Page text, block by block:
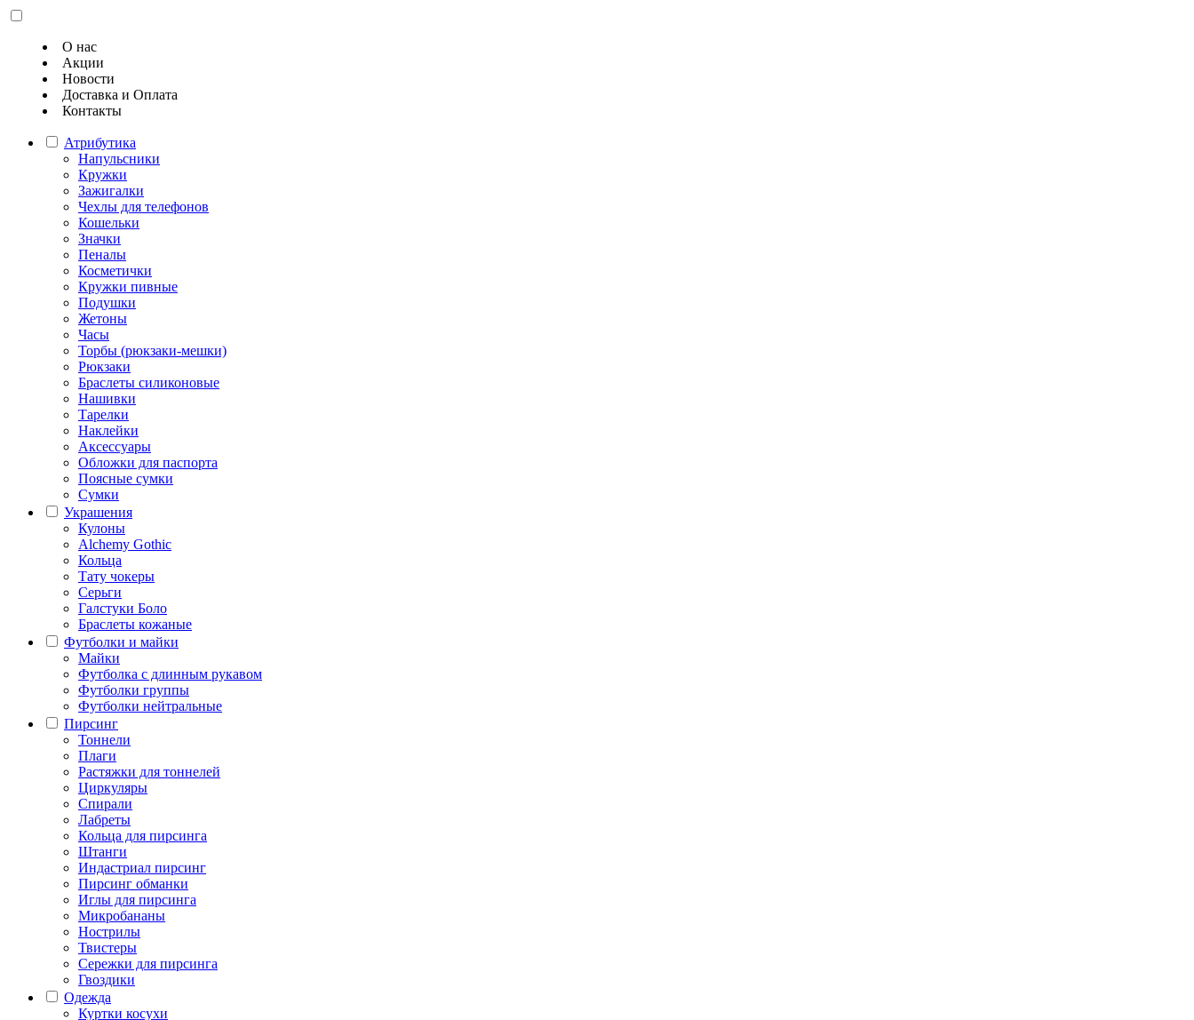
О нас
Акции
Новости
Доставка и Оплата
Контакты
Атрибутика
Напульсники
Кружки
Зажигалки
Чехлы для телефонов
Кошельки
Значки
Пеналы
Косметички
Кружки пивные
Подушки
Жетоны
Часы
Торбы (рюкзаки-мешки)
Рюкзаки
Браслеты силиконовые
Нашивки
Тарелки
Наклейки
Аксессуары
Обложки для паспорта
Поясные сумки
Сумки
Украшения
Кулоны
Alchemy Gothic
Кольца
Тату чокеры
Серьги
Галстуки Боло
Браслеты кожаные
Футболки и майки
Майки
Футболка с длинным рукавом
Футболки группы
Футболки нейтральные
Пирсинг
Тоннели
Плаги
Растяжки для тоннелей
Циркуляры
Спирали
Лабреты
Кольца для пирсинга
Штанги
Индастриал пирсинг
Пирсинг обманки
Иглы для пирсинга
Микробананы
Нострилы
Твистеры
Сережки для пирсинга
Гвоздики
Одежда
Куртки косухи